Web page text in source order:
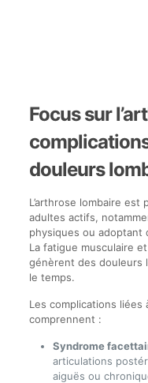
Focus sur
douleurs
L’arthrose lombaire
adultes actifs,
physiques ou adoptant
La fatigue musculaire
génèrent des douleurs
le temps.
Les complications liées
comprennent :
Syndrome
articulations
aiguës ou